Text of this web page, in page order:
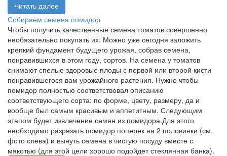
Читать далее
Собираем семена помидор
Чтобы получить качественные семена томатов совершенно
необязательно покупать их. Можно уже сегодня заложить
крепкий фундамент будущего урожая, собрав семена,
понравившихся в этом году, сортов. На семена у томатов
снимают спелые здоровые плоды с первой или второй кисти
понравившегося вам урожайного растения. Нужно чтобы
помидор полностью соответствовал описанию
соответствующего сорта: по форме, цвету, размеру, да и
вообще был самым красивым и аппетитным. Следующим
этапом будет извлечение семян из помидора.Для этого
необходимо разрезать помидор поперек на 2 половинки (см.
фото слева) и вынуть семена в чистую посуду вместе с
мякотью (для этой цели хорошо подойдет стеклянная банка).